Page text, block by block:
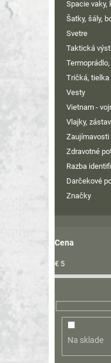
Spacie vaky,
Šatky, šály,
Svetre
Taktická
Tričká, tielka
Vesty
Vietnam -
Vlajky,
Zaujímavosti
Zdravotné
Razba
Darčekové
Značky
Cena
€ 5
Na sklade